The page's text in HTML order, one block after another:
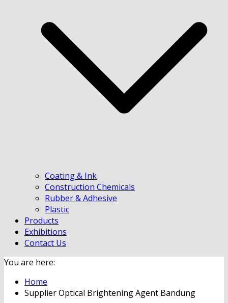
Coating & Ink
Construction Chemicals
Rubber & Adhesive
Plastic
Products
Exhibitions
Contact Us
You are here:
Home
Supplier Optical Brightening Agent Bandung